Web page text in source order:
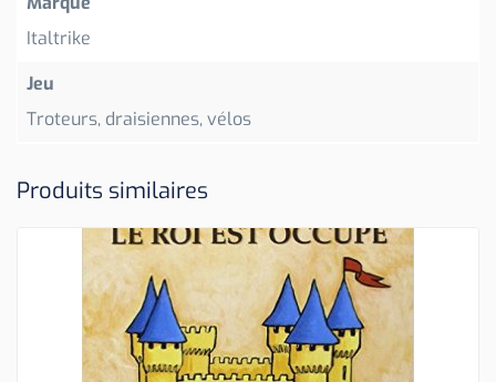
Italtrike
Jeu
Troteurs, draisiennes, vélos
Produits similaires